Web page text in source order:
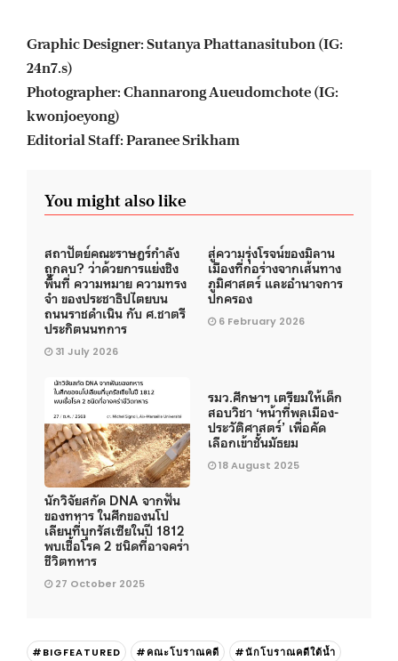
Graphic Designer: Sutanya Phattanasitubon (IG:
24n7.s)
Photographer: Channarong Aueudomchote (IG:
kwonjoeyong)
Editorial Staff: Paranee Srikham
You might also like
สถาปัตย์คณะราษฎร์กำลัง
ถูกลบ? ว่าด้วยการแย่งชิง
พื้นที่ ความหมาย ความทรง
จำ ของประชาธิปไตยบน
ถนนราชดำเนิน กับ ศ.ชาตรี
ประกิตนนทการ
31 July 2026
สู่ความรุ่งโรจน์ของมิลาน
เมืองที่ก่อร่างจากเส้นทาง
ภูมิศาสตร์ และอำนาจการ
ปกครอง
6 February 2026
นักวิจัยสกัด DNA จากฟัน
ของทหาร ในศึกของนโป
เลียนที่บุกรัสเซียในปี 1812
พบเชื้อโรค 2 ชนิดที่อาจคร่า
ชีวิตทหาร
27 October 2025
รมว.ศึกษาฯ เตรียมให้เด็ก
สอบวิชา ‘หน้าที่พลเมือง-
ประวัติศาสตร์’ เพื่อคัด
เลือกเข้าชั้นมัธยม
18 August 2025
#BIGFEATURED #คณะโบราณคดี
#นักโบราณคดีใต้น้ำ